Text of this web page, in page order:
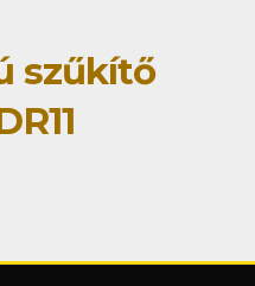
szűkítő